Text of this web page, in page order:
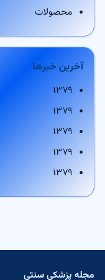
محصولات
آخرین خبرها
۱۳۷۹
۱۳۷۹
۱۳۷۹
۱۳۷۹
۱۳۷۹
مجله پزشکی سنتی